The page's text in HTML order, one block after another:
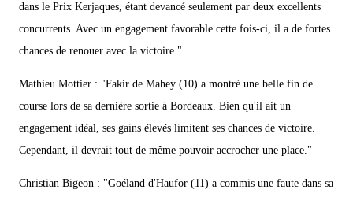
dans le Prix Kerjaques, étant devancé seulement par deux excellents
concurrents. Avec un engagement favorable cette fois-ci, il a de fortes
chances de renouer avec la victoire."
Mathieu Mottier : "Fakir de Mahey (10) a montré une belle fin de
course lors de sa dernière sortie à Bordeaux. Bien qu'il ait un
engagement idéal, ses gains élevés limitent ses chances de victoire.
Cependant, il devrait tout de même pouvoir accrocher une place."
Christian Bigeon : "Goéland d'Haufor (11) a commis une faute dans sa